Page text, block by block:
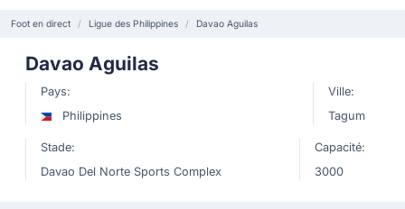
Foot en direct Ligue des Philippines Davao Aguilas
Davao Aguilas
Pays:
Philippines
Ville:
Tagum
Stade:
Davao Del Norte Sports Complex
Capacité:
3000